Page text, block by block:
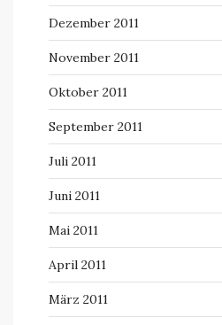
Dezember 2011
November 2011
Oktober 2011
September 2011
Juli 2011
Juni 2011
Mai 2011
April 2011
März 2011